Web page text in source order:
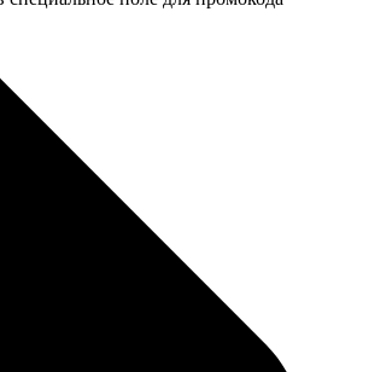
в итоге распечатали без